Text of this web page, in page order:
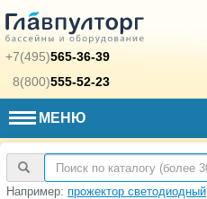
+7(495)565-36-39
8(800)555-52-23
МЕНЮ
Например: прожектор светодиодный